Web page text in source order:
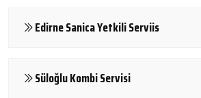
Edirne Sanica Yetkili Serviis
Süloğlu Kombi Servisi